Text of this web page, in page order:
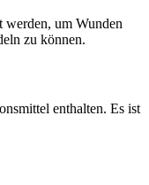
werden, um Wunden
zu können.
enthalten. Es ist